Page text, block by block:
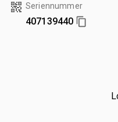
Seriennummer
407139440